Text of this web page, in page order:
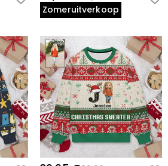
Zomeruitverkoop